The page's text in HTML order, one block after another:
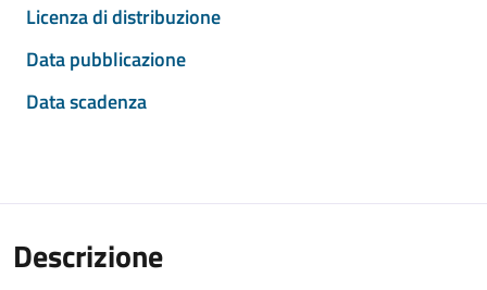
Licenza di distribuzione
Data pubblicazione
Data scadenza
Descrizione